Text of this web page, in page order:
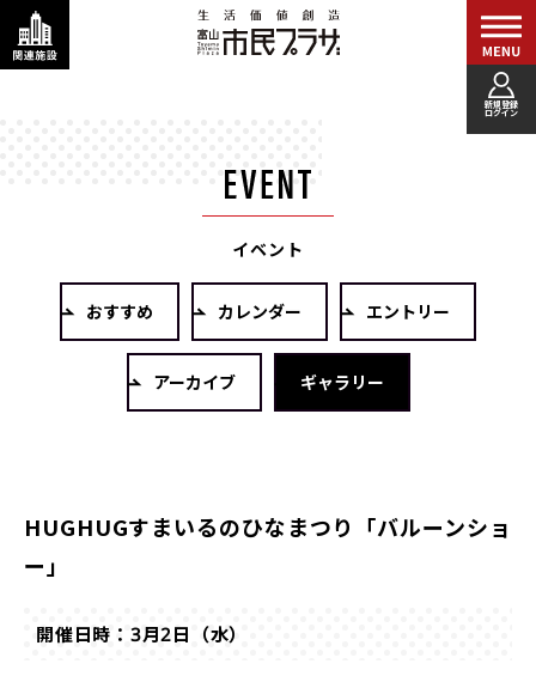
新規登録
ログイン
イベント
おすすめ カレンダー エントリー
アーカイブ ギャラリー
HUGHUGすまいるのひなまつり「バルーンショ
ー」
開催日時：3月2日（水）